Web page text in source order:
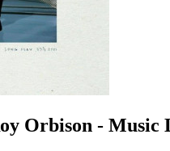
Orbison - Music